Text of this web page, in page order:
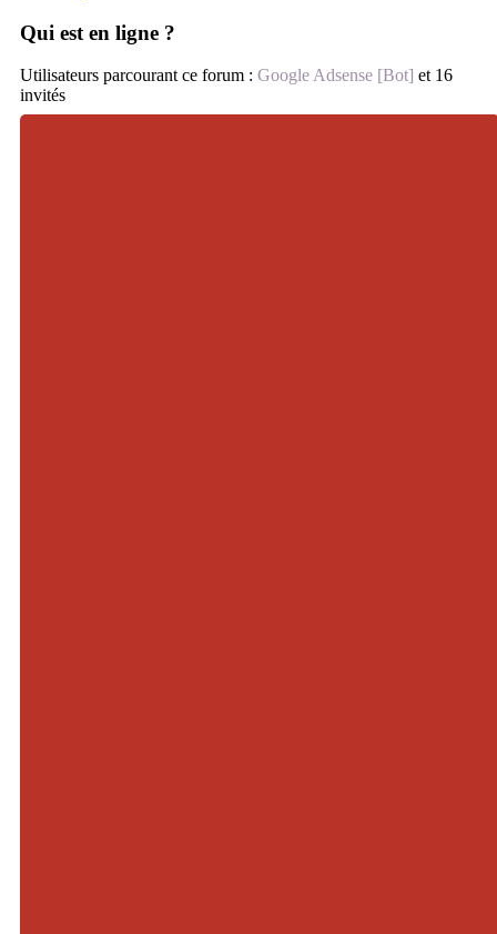
Qui est en ligne ?
Utilisateurs parcourant ce forum : Google Adsense [Bot] et 16
invités